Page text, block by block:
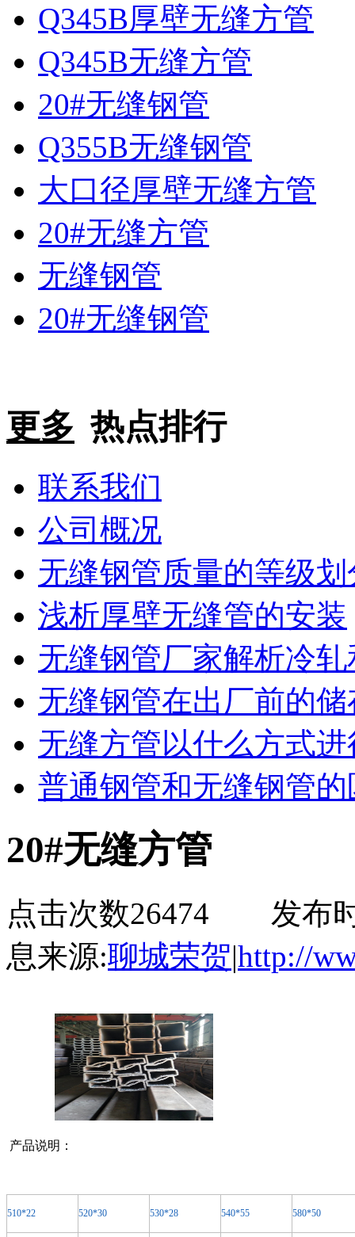
Q345B厚壁无缝方管
Q345B无缝方管
20#无缝钢管
Q355B无缝钢管
大口径厚壁无缝方管
20#无缝方管
无缝钢管
20#无缝钢管
更多 热点排行
联系我们
公司概况
无缝钢管质量的等级划
浅析厚壁无缝管的安装
无缝钢管厂家解析冷
无缝钢管在出厂前的储
无缝方管以什么方式
普通钢管和无缝钢管的
20#无缝方管
点击次数26474 发布
息来源:聊城荣贺|http://
产品说明：
510*22 520*30 530*28 540*55 580*50